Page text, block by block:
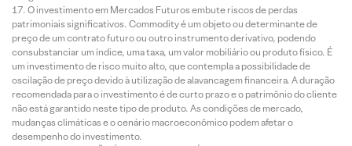
O investimento em Mercados Futuros embute riscos de perdas
patrimoniais significativos. Commodity é um objeto ou determinante de
preço de um contrato futuro ou outro instrumento derivativo, podendo
consubstanciar um índice, uma taxa, um valor mobiliário ou produto físico. É
um investimento de risco muito alto, que contempla a possibilidade de
oscilação de preço devido à utilização de alavancagem financeira. A duração
recomendada para o investimento é de curto prazo e o patrimônio do cliente
não está garantido neste tipo de produto. As condições de mercado,
mudanças climáticas e o cenário macroeconômico podem afetar o
desempenho do investimento.